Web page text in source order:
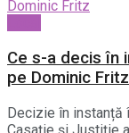
Ce s-a decis în
pe Dominic Fritz
Decizie în instanță
Casație și Justiție